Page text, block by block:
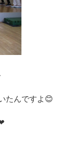
たんですよ😊